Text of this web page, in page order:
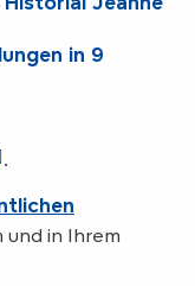
in 9
.
und in Ihrem